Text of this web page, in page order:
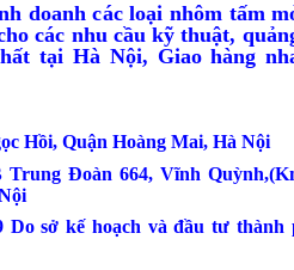
doanh các loại nhôm tấm
các nhu cầu kỹ thuật,
tại Hà Nội, Giao hàng
Hồi, Quận Hoàng Mai, Hà Nội
Trung Đoàn 664, Vĩnh
Do sở kế hoạch và đầu tư thành